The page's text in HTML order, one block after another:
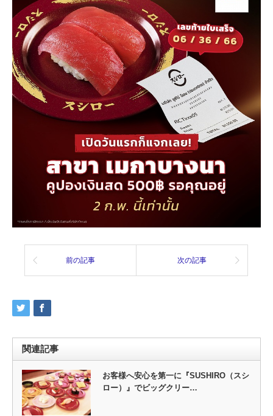
前の記事 次の記事
関連記事
お客様へ安心を第一に『SUSHIRO（スシ
ロー）』でビッグクリー…